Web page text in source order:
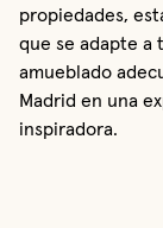
propiedades,
que se adapte a
amueblado
Madrid en una
inspiradora.